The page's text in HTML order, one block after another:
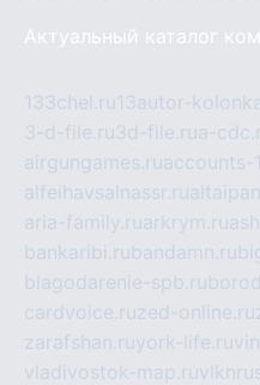
Актуальный каталог
133chel.ru13autor-
3-d-file.ru3d-file.rua-
airgungames.ruaccounts-
alfeihavsalnassr.ru
aria-family.ruarkrym.ru
bankaribi.rubandamn.ru
blagodarenie-spb.ru
cardvoice.ruzed-online.ru
zarafshan.ruyork-life.ru
vladivostok-map.ru